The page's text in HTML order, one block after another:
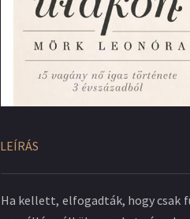
LEÍRÁS
Ha kellett, elfogadták, hogy csak